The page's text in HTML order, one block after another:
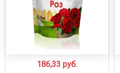
186,33 руб.